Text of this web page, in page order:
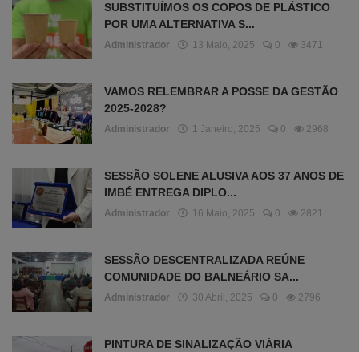
SUBSTITUÍMOS OS COPOS DE PLÁSTICO
POR UMA ALTERNATIVA S...
Administrador 13 Maio, 2025 0 3471
VAMOS RELEMBRAR A POSSE DA GESTÃO
2025-2028?
Administrador 1 Janeiro, 2025 0 2968
SESSÃO SOLENE ALUSIVA AOS 37 ANOS DE
IMBÉ ENTREGA DIPLO...
Administrador 16 Maio, 2025 0 2821
SESSÃO DESCENTRALIZADA REÚNE
COMUNIDADE DO BALNEÁRIO SA...
Administrador 30 Abril, 2025 0 2796
PINTURA DE SINALIZAÇÃO VIÁRIA